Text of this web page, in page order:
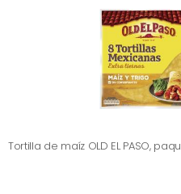
Tortilla de maíz OLD EL PASO,